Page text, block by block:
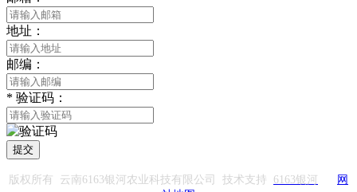
地址：
邮编：
* 验证码：
提交
版权所有 云南6163银河农业科技有限公司 技术支持 6163银河
网